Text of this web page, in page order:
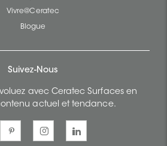
Vivre@Ceratec
Blogue
Suivez-Nous
avec Ceratec Surfaces en
actuel et tendance.